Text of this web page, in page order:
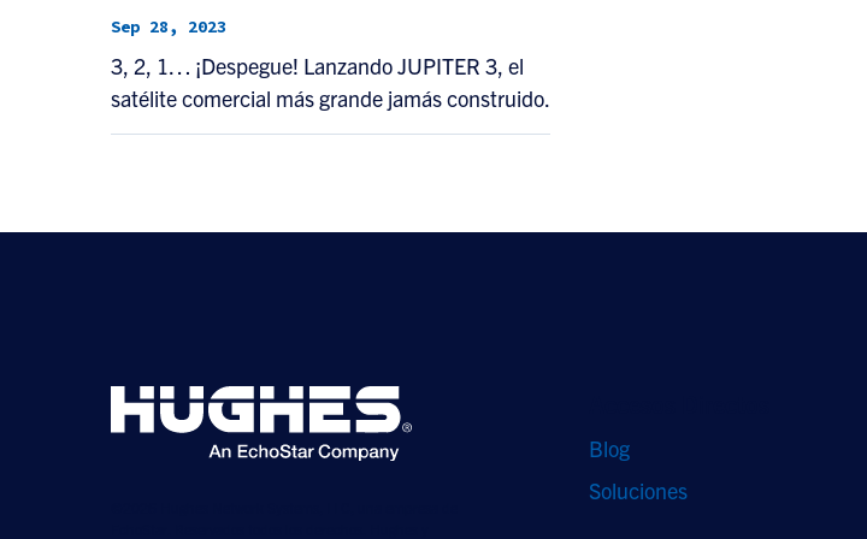
Sep 28, 2023
3, 2, 1… ¡Despegue! Lanzando JUPITER 3, el
satélite comercial más grande jamás construido.
Blog
Soluciones